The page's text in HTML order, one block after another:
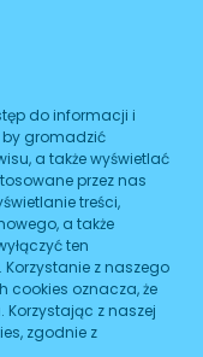
do informacji i
by gromadzić
a także wyświetlać
przez nas
treści,
a także
ten
z naszego
cookies oznacza, że
z naszej
zgodnie z